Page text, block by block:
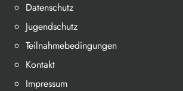
Datenschutz
Jugendschutz
Teilnahmebedingungen
Kontakt
Impressum